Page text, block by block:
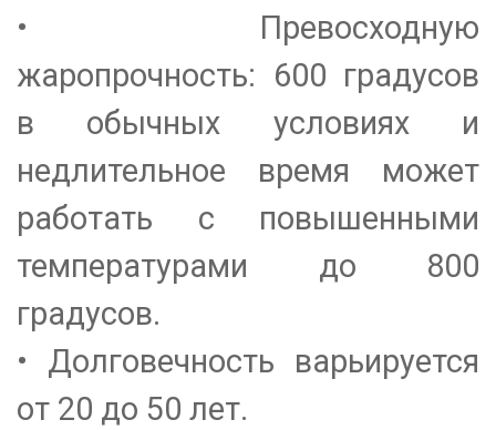
• Превосходную
жаропрочность: 600 градусов
в обычных условиях и
недлительное время может
работать с повышенными
температурами до 800
градусов.
• Долговечность варьируется
от 20 до 50 лет.